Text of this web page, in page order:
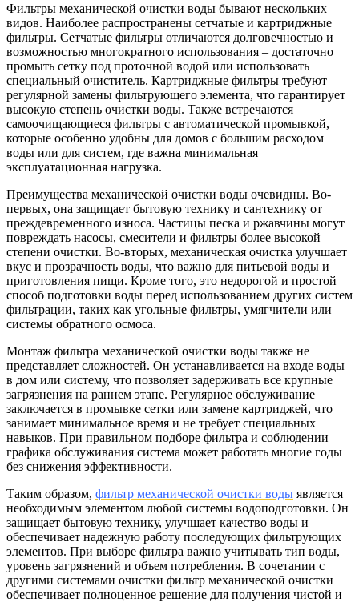
Фильтры механической очистки воды бывают нескольких
видов. Наиболее распространены сетчатые и картриджные
фильтры. Сетчатые фильтры отличаются долговечностью и
возможностью многократного использования – достаточно
промыть сетку под проточной водой или использовать
специальный очиститель. Картриджные фильтры требуют
регулярной замены фильтрующего элемента, что гарантирует
высокую степень очистки воды. Также встречаются
самоочищающиеся фильтры с автоматической промывкой,
которые особенно удобны для домов с большим расходом
воды или для систем, где важна минимальная
эксплуатационная нагрузка.
Преимущества механической очистки воды очевидны. Во-
первых, она защищает бытовую технику и сантехнику от
преждевременного износа. Частицы песка и ржавчины могут
повреждать насосы, смесители и фильтры более высокой
степени очистки. Во-вторых, механическая очистка улучшает
вкус и прозрачность воды, что важно для питьевой воды и
приготовления пищи. Кроме того, это недорогой и простой
способ подготовки воды перед использованием других систем
фильтрации, таких как угольные фильтры, умягчители или
системы обратного осмоса.
Монтаж фильтра механической очистки воды также не
представляет сложностей. Он устанавливается на входе воды
в дом или систему, что позволяет задерживать все крупные
загрязнения на раннем этапе. Регулярное обслуживание
заключается в промывке сетки или замене картриджей, что
занимает минимальное время и не требует специальных
навыков. При правильном подборе фильтра и соблюдении
графика обслуживания система может работать многие годы
без снижения эффективности.
Таким образом, фильтр механической очистки воды является
необходимым элементом любой системы водоподготовки. Он
защищает бытовую технику, улучшает качество воды и
обеспечивает надежную работу последующих фильтрующих
элементов. При выборе фильтра важно учитывать тип воды,
уровень загрязнений и объем потребления. В сочетании с
другими системами очистки фильтр механической очистки
обеспечивает полноценное решение для получения чистой и